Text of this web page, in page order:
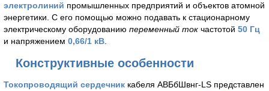
электролиний промышленных предприятий и объектов атомной
энергетики. С его помощью можно подавать к стационарному
электрическому оборудованию переменный ток частотой 50 Гц
и напряжением 0,66/1 кВ
Конструктивные особенности
Токопроводящий сердечник кабеля АВБбШвнг-LS представлен